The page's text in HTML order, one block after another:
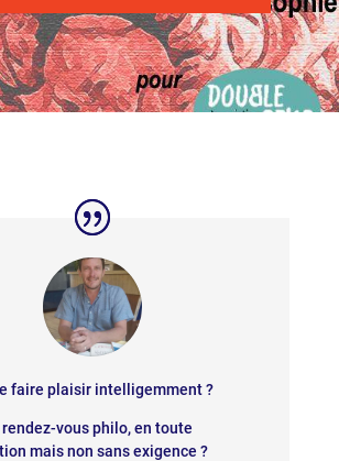
faire plaisir intelligemment ?
vous philo, en toute
mais non sans exigence ?